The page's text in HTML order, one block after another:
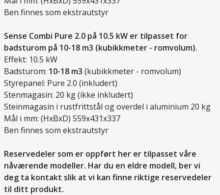
Ben finnes som ekstrautstyr
Sense Combi Pure 2.0 på 10.5 kW er tilpasset for
badsturom på 10-18 m3 (kubikkmeter - romvolum).
Effekt: 10.5 kW
Badsturom: 10-18 m3 (kubikkmeter - romvolum)
Styrepanel: Pure 2.0 (inkludert)
Stenmagasin: 20 kg (ikke inkludert)
Steinmagasin i rustfrittstål og overdel i aluminium 20 kg
Mål i mm: (HxBxD) 559x431x337
Ben finnes som ekstrautstyr
Reservedeler som er oppført her er tilpasset våre
nåværende modeller. Har du en eldre modell, ber vi
deg ta kontakt slik at vi kan finne riktige reservedeler
til ditt produkt.